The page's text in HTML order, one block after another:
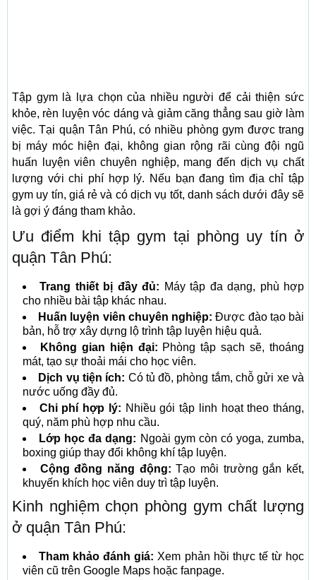
Tập gym là lựa chọn của nhiều người để cải thiện sức
khỏe, rèn luyện vóc dáng và giảm căng thẳng sau giờ làm
việc. Tại quận Tân Phú, có nhiều phòng gym được trang
bị máy móc hiện đại, không gian rộng rãi cùng đội ngũ
huấn luyện viên chuyên nghiệp, mang đến dịch vụ chất
lượng với chi phí hợp lý. Nếu bạn đang tìm địa chỉ tập
gym uy tín, giá rẻ và có dịch vụ tốt, danh sách dưới đây sẽ
là gợi ý đáng tham khảo.
Ưu điểm khi tập gym tại phòng uy tín ở
quận Tân Phú:
Trang thiết bị đầy đủ: Máy tập đa dạng, phù hợp
cho nhiều bài tập khác nhau.
Huấn luyện viên chuyên nghiệp: Được đào tạo bài
bản, hỗ trợ xây dựng lộ trình tập luyện hiệu quả.
Không gian hiện đại: Phòng tập sạch sẽ, thoáng
mát, tạo sự thoải mái cho học viên.
Dịch vụ tiện ích: Có tủ đồ, phòng tắm, chỗ gửi xe và
nước uống đầy đủ.
Chi phí hợp lý: Nhiều gói tập linh hoạt theo tháng,
quý, năm phù hợp nhu cầu.
Lớp học đa dạng: Ngoài gym còn có yoga, zumba,
boxing giúp thay đổi không khí tập luyện.
Cộng đồng năng động: Tạo môi trường gắn kết,
khuyến khích học viên duy trì tập luyện.
Kinh nghiệm chọn phòng gym chất lượng
ở quận Tân Phú:
Tham khảo đánh giá: Xem phản hồi thực tế từ học
viên cũ trên Google Maps hoặc fanpage.